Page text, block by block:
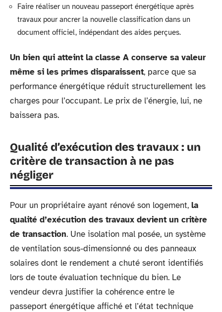
Faire réaliser un nouveau passeport énergétique après
travaux pour ancrer la nouvelle classification dans un
document officiel, indépendant des aides perçues.
Un bien qui atteint la classe A conserve sa valeur
même si les primes disparaissent, parce que sa
performance énergétique réduit structurellement les
charges pour l’occupant. Le prix de l’énergie, lui, ne
baissera pas.
Qualité d’exécution des travaux : un
critère de transaction à ne pas
négliger
Pour un propriétaire ayant rénové son logement, la
qualité d’exécution des travaux devient un critère
de transaction. Une isolation mal posée, un système
de ventilation sous-dimensionné ou des panneaux
solaires dont le rendement a chuté seront identifiés
lors de toute évaluation technique du bien. Le
vendeur devra justifier la cohérence entre le
passeport énergétique affiché et l’état technique